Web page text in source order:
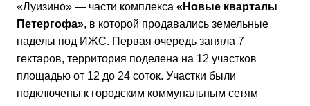
«Луизино» — части комплекса «Новые кварталы
Петергофа», в которой продавались земельные
наделы под ИЖС. Первая очередь заняла 7
гектаров, территория поделена на 12 участков
площадью от 12 до 24 соток. Участки были
подключены к городским коммунальным сетям